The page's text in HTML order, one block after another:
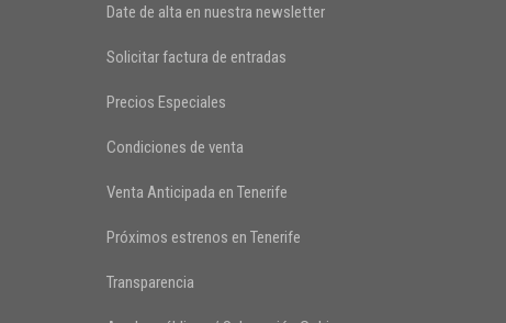
Date de alta en nuestra newsletter
Solicitar factura de entradas
Precios Especiales
Condiciones de venta
Venta Anticipada en Tenerife
Próximos estrenos en Tenerife
Transparencia